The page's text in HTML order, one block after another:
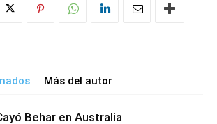
Más del autor
Behar en Australia